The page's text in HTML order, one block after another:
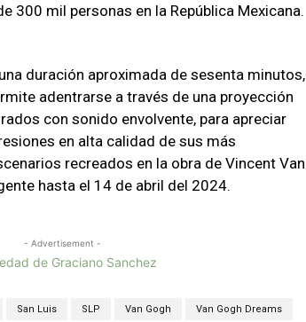
300 mil personas en la República Mexicana.
duración aproximada de sesenta
adentrarse a través de una proyección
con sonido envolvente, para apreciar
en alta calidad de sus más
recreados en la obra de Vincent Van
hasta el 14 de abril del 2024.
- Advertisement -
San Luis SLP Van Gogh Van Gogh Dreams